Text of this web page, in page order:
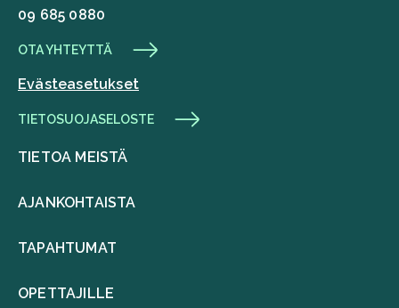
09 685 0880
OTA YHTEYTTÄ
Evästeasetukset
TIETOSUOJASELOSTE
TIETOA MEISTÄ
AJANKOHTAISTA
TAPAHTUMAT
OPETTAJILLE